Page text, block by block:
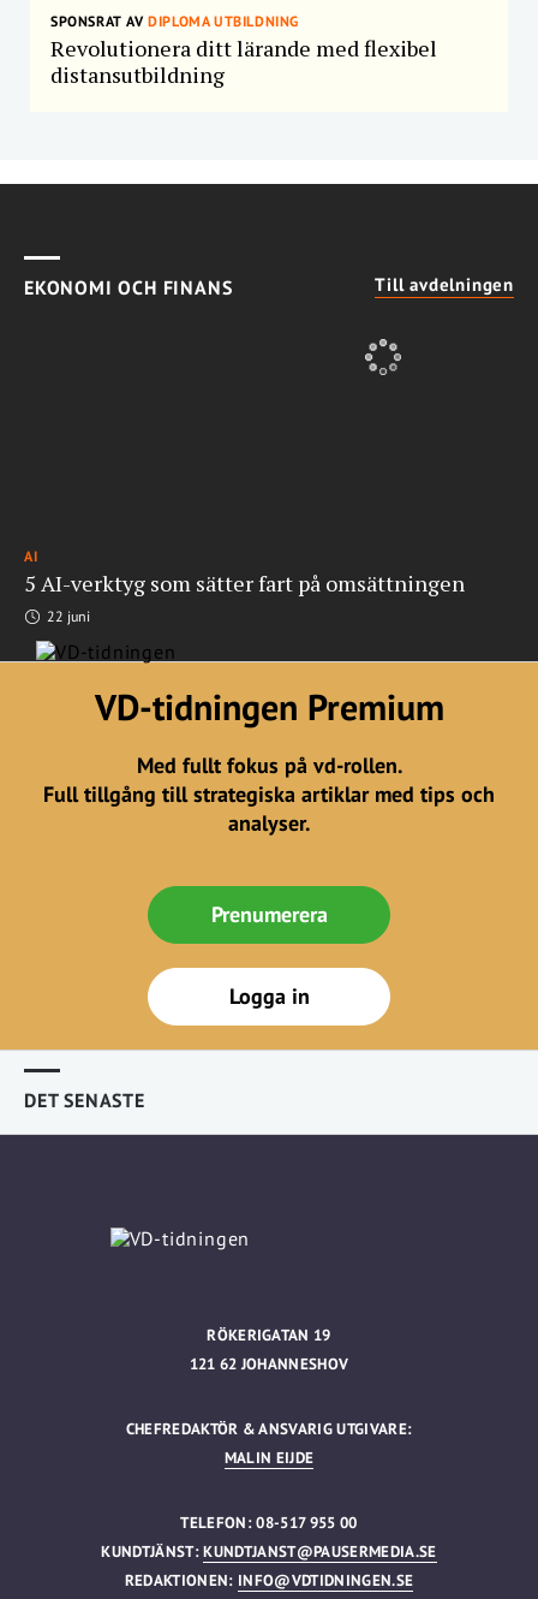
SPONSRAT AVDIPLOMA UTBILDNING
Revolutionera ditt lärande med flexibel
distansutbildning
EKONOMI OCH FINANS Till avdelningen
AI
5 AI-verktyg som sätter fart på omsättningen
22 juni
VD-tidningen Premium
Med fullt fokus på vd-rollen.
Full tillgång till strategiska artiklar med tips och
analyser.
Prenumerera
Logga in
DET SENASTE
RÖKERIGATAN 19
121 62 JOHANNESHOV
CHEFREDAKTÖR & ANSVARIG UTGIVARE:
MALIN EIJDE
TELEFON: 08-517 955 00
KUNDTJÄNST:KUNDTJANST@PAUSERMEDIA.SE
REDAKTIONEN: INFO@VDTIDNINGEN.SE